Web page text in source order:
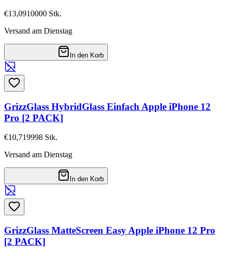
€13,0910000 Stk.
Versand am Dienstag
In den Korb
GrizzGlass HybridGlass Einfach Apple iPhone 12
Pro [2 PACK]
€10,719998 Stk.
Versand am Dienstag
In den Korb
GrizzGlass MatteScreen Easy Apple iPhone 12 Pro
[2 PACK]